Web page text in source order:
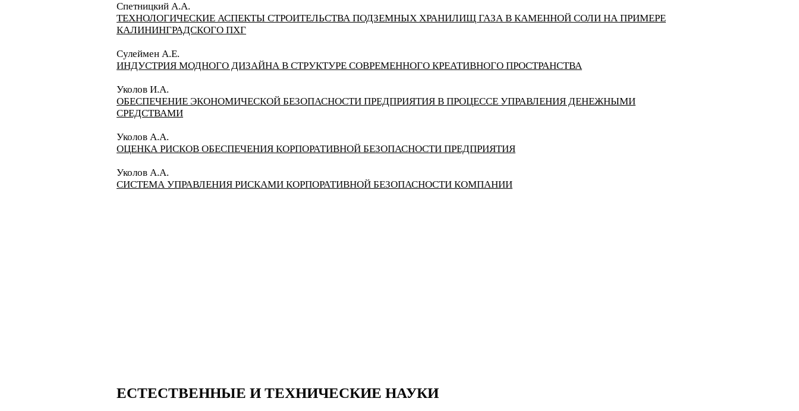
Спетницкий А.А.
ТЕХНОЛОГИЧЕСКИЕ АСПЕКТЫ СТРОИТЕЛЬСТВА ПОДЗЕМНЫХ ХРАНИЛИЩ ГАЗА В КАМЕННОЙ СОЛИ НА ПРИМЕРЕ
КАЛИНИНГРАДСКОГО ПХГ
Сулеймен А.Е.
ИНДУСТРИЯ МОДНОГО ДИЗАЙНА В СТРУКТУРЕ СОВРЕМЕННОГО КРЕАТИВНОГО ПРОСТРАНСТВА
Уколов И.А.
ОБЕСПЕЧЕНИЕ ЭКОНОМИЧЕСКОЙ БЕЗОПАСНОСТИ ПРЕДПРИЯТИЯ В ПРОЦЕССЕ УПРАВЛЕНИЯ ДЕНЕЖНЫМИ
СРЕДСТВАМИ
Уколов А.А.
ОЦЕНКА РИСКОВ ОБЕСПЕЧЕНИЯ КОРПОРАТИВНОЙ БЕЗОПАСНОСТИ ПРЕДПРИЯТИЯ
Уколов А.А.
СИСТЕМА УПРАВЛЕНИЯ РИСКАМИ КОРПОРАТИВНОЙ БЕЗОПАСНОСТИ КОМПАНИИ
ЕСТЕСТВЕННЫЕ И ТЕХНИЧЕСКИЕ НАУКИ